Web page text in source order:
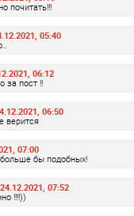
почитать!!!
05:40
06:12
за пост !!
06:50
верится
07:00
бы подобных!
24.12.2021, 07:52
!!!!))